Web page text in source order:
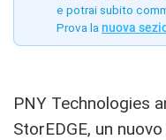
e potrai subito
Prova la nuova
PNY Technologies
StorEDGE, un